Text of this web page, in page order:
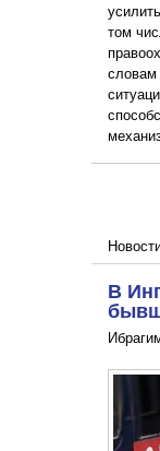
том
В